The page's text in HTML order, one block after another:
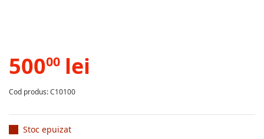
50000 lei
Cod produs: C10100
Stoc epuizat